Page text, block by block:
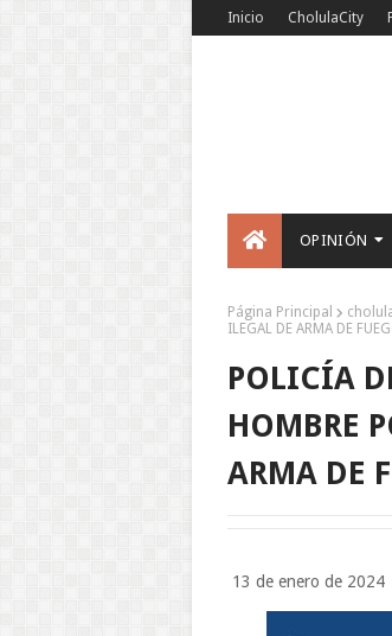
Inicio CholulaCity
OPINIÓN
Página Principal
ILEGAL DE ARMA DE
POLICÍA
HOMBRE
ARMA DE
13 de enero de 2024